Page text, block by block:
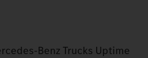
Benz Trucks Uptime